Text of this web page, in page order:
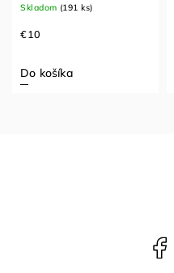
Skladom (191 ks)
€10
Do košíka